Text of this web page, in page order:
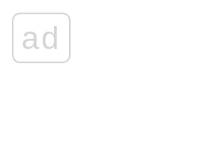
ad